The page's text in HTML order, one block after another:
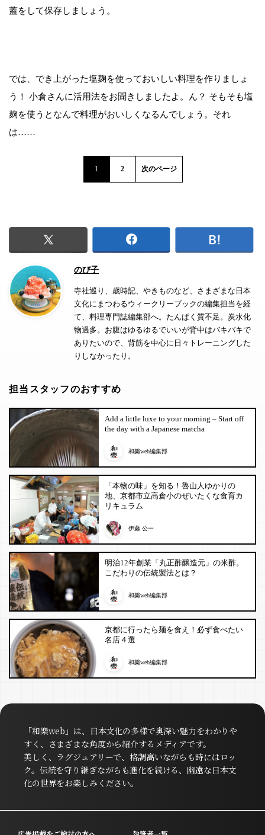
蓋をして保存しましょう。
では、でき上がった塩麹を使っておいしい料理を作りましょ
う！ 小倉さんに活用法をお聞きしましたよ。ん？ そもそも塩
麹を使うとなんで料理がおいしくなるんでしょう。それ
は……
1 2 次のページ
のび子
寺社巡り、歳時記、やきものなど、さまざまな日本
文化にまつわるウィークリーブックの編集担当を経
て、料理専門誌編集部へ。たんぱく質不足。炭水化
物過多。お腹はゆるゆるでいいが背中はバキバキで
ありたいので、背筋を中心に日々トレーニングした
りしなかったり。
担当スタッフのおすすめ
Add a little luxe to your morning – Start off
the day with a Japanese matcha
和樂web編集部
「本物の味」を知る！魯山人ゆかりの
地、京都市立高倉小のぜいたくな食育カ
リキュラム
伊藤 公一
明治12年創業「丸正酢醸造元」の米酢。
こだわりの伝統製法とは？
和樂web編集部
京都に行ったら麺を食え！必ず食べたい
名店４選
和樂web編集部
「和樂web」は、日本文化の多様で奥深い魅力をわかりや
すく、さまざまな角度から紹介するメディアです。
美しく、ラグジュアリーで、格調高いながらも時にはロッ
ク。伝統を守り継ぎながらも進化を続ける、幽遠な日本文
化の世界をお楽しみください。